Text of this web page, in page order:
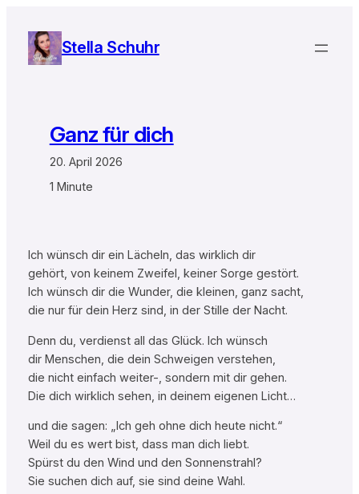
Inhalt
springen
Stella Schuhr
Ganz für dich
20. April 2026
1 Minute
Ich wünsch dir ein Lächeln, das wirklich dir
gehört, von keinem Zweifel, keiner Sorge gestört.
Ich wünsch dir die Wunder, die kleinen, ganz sacht,
die nur für dein Herz sind, in der Stille der Nacht.
Denn du, verdienst all das Glück. Ich wünsch
dir Menschen, die dein Schweigen verstehen,
die nicht einfach weiter-, sondern mit dir gehen.
Die dich wirklich sehen, in deinem eigenen Licht…
und die sagen: „Ich geh ohne dich heute nicht.“
Weil du es wert bist, dass man dich liebt.
Spürst du den Wind und den Sonnenstrahl?
Sie suchen dich auf, sie sind deine Wahl.